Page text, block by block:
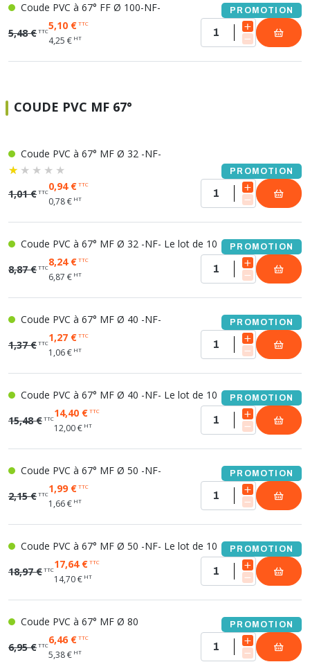
Coude PVC à 67° FF Ø 100-NF- PROMOTION
5,48 €TTC5,10 €TTC
4,25 € HT
COUDE PVC MF 67°
Coude PVC à 67° MF Ø 32 -NF-
PROMOTION
1,01 €TTC0,94 €TTC
0,78 € HT
Coude PVC à 67° MF Ø 32 -NF- Le lot de 10 PROMOTION
8,87 €TTC8,24 €TTC
6,87 € HT
Coude PVC à 67° MF Ø 40 -NF- PROMOTION
1,37 €TTC1,27 €TTC
1,06 € HT
Coude PVC à 67° MF Ø 40 -NF- Le lot de 10 PROMOTION
15,48 €TTC14,40 €TTC
12,00 € HT
Coude PVC à 67° MF Ø 50 -NF- PROMOTION
2,15 €TTC1,99 €TTC
1,66 € HT
Coude PVC à 67° MF Ø 50 -NF- Le lot de 10 PROMOTION
18,97 €TTC17,64 €TTC
14,70 € HT
Coude PVC à 67° MF Ø 80 PROMOTION
6,95 €TTC6,46 €TTC
5,38 € HT